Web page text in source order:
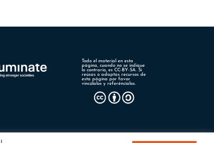
Todo el material en esta
página, cuando no se indique
lo contrario, es CC-BY-SA. Si
reúsas o adaptas recursos de
esta página por favor
vincúlalos y referéncialos.